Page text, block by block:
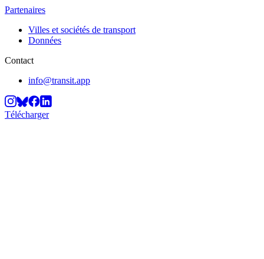
Partenaires
Villes et sociétés de transport
Données
Contact
info@transit.app
Télécharger